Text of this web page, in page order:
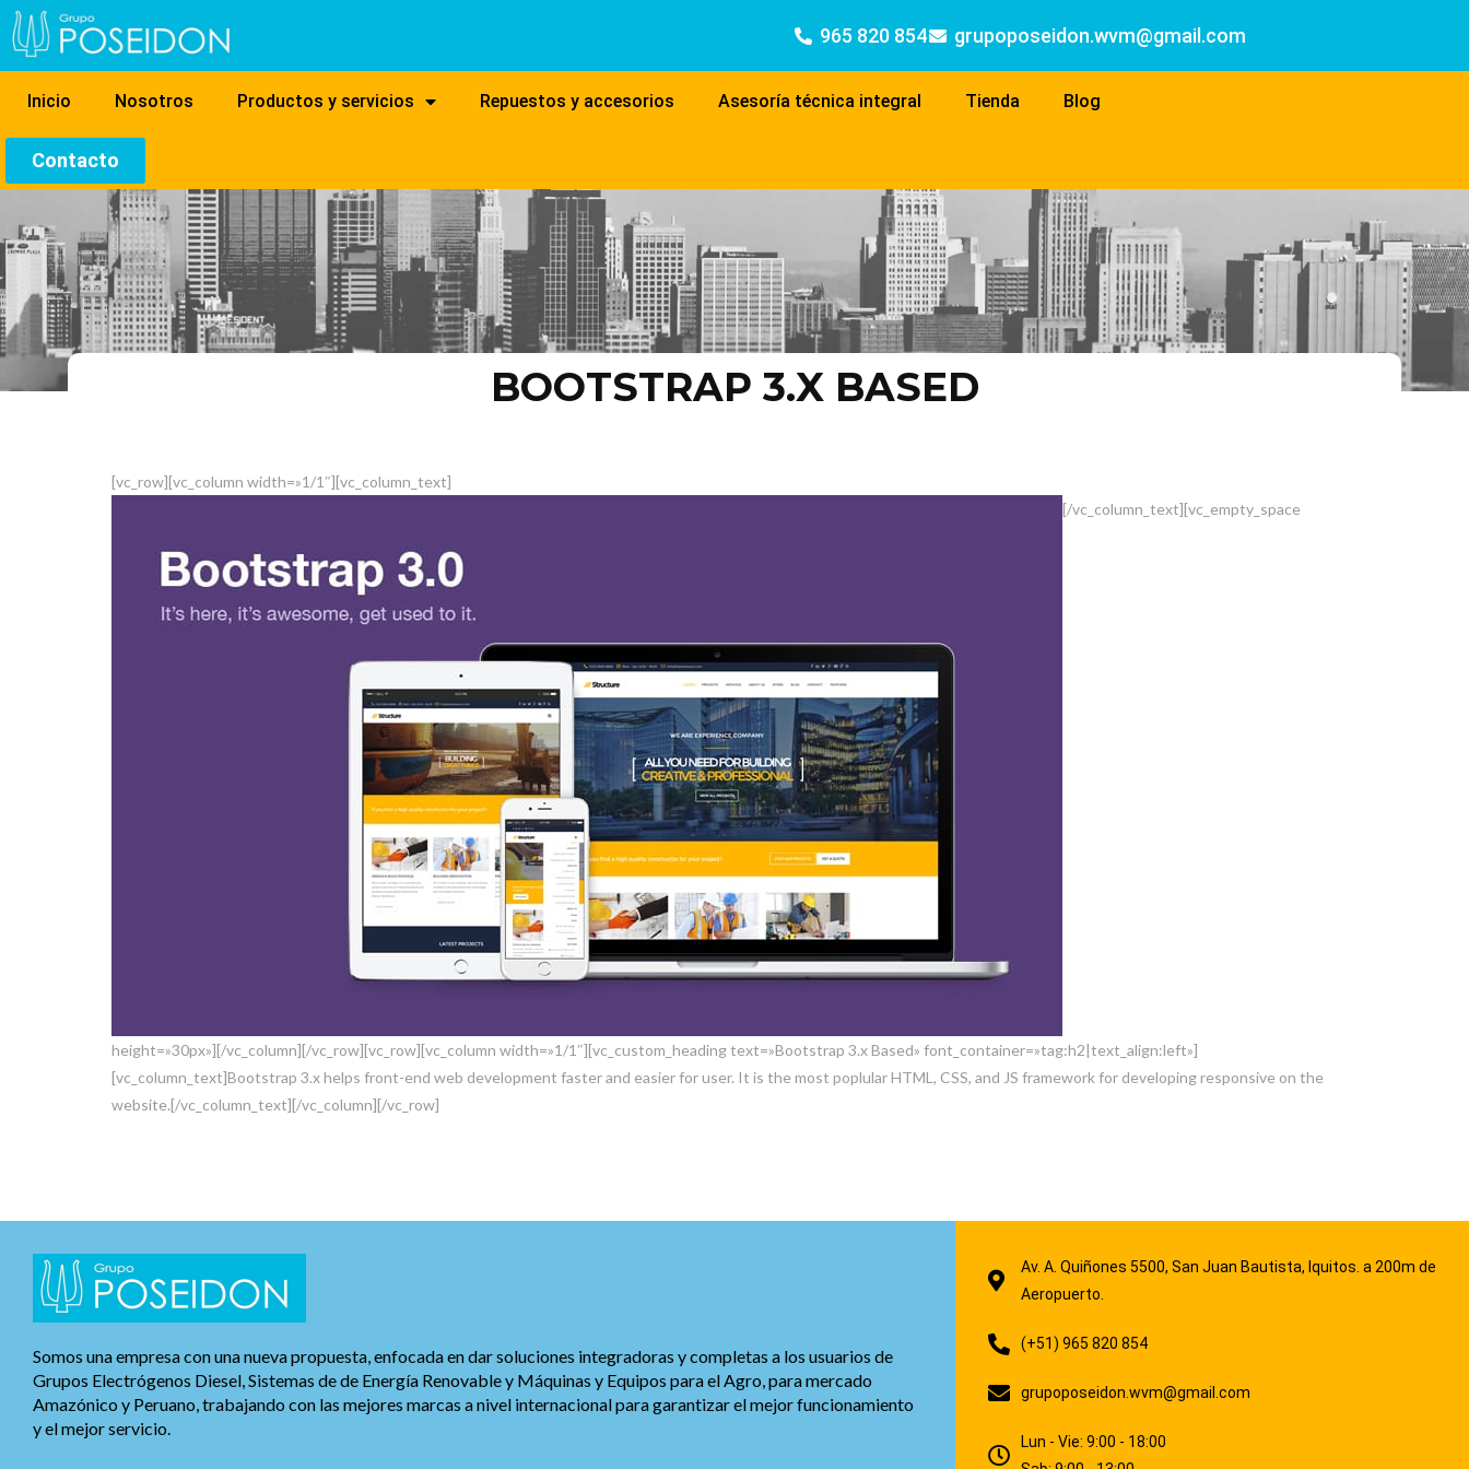
965 820 854 grupoposeidon.wvm@gmail.com
Inicio Nosotros Productos y servicios Repuestos y accesorios Asesoría técnica integral Tienda Blog
Contacto
BOOTSTRAP 3.X BASED
[vc_row][vc_column width=»1/1″][vc_column_text]
[/vc_column_text][vc_empty_space
height=»30px»][/vc_column][/vc_row][vc_row][vc_column width=»1/1″][vc_custom_heading text=»Bootstrap 3.x Based» font_container=»tag:h2|text_align:left»]
[vc_column_text]Bootstrap 3.x helps front-end web development faster and easier for user. It is the most poplular HTML, CSS, and JS framework for developing responsive on the
website.[/vc_column_text][/vc_column][/vc_row]
Somos una empresa con una nueva propuesta, enfocada en dar soluciones integradoras y completas a los usuarios de
Grupos Electrógenos Diesel, Sistemas de de Energía Renovable y Máquinas y Equipos para el Agro, para mercado
Amazónico y Peruano, trabajando con las mejores marcas a nivel internacional para garantizar el mejor funcionamiento
y el mejor servicio.
Av. A. Quiñones 5500, San Juan Bautista, Iquitos. a 200m de
Aeropuerto.
(+51) 965 820 854
grupoposeidon.wvm@gmail.com
Lun - Vie: 9:00 - 18:00